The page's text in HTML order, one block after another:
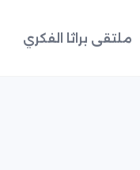
ملتقى براثا الفكري